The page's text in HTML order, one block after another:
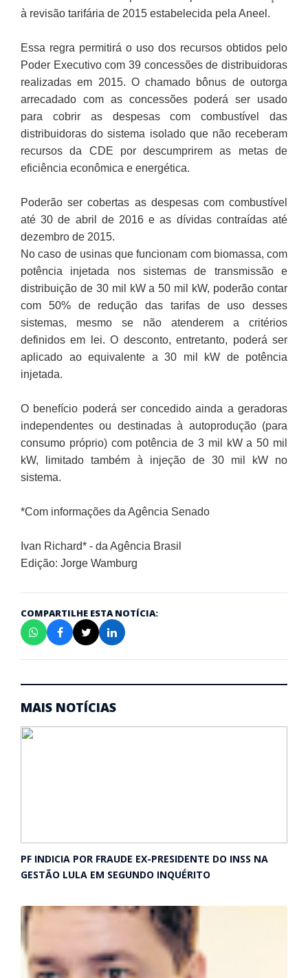
à revisão tarifária de 2015 estabelecida pela Aneel.
Essa regra permitirá o uso dos recursos obtidos pelo
Poder Executivo com 39 concessões de distribuidoras
realizadas em 2015. O chamado bônus de outorga
arrecadado com as concessões poderá ser usado
para cobrir as despesas com combustível das
distribuidoras do sistema isolado que não receberam
recursos da CDE por descumprirem as metas de
eficiência econômica e energética.
Poderão ser cobertas as despesas com combustível
até 30 de abril de 2016 e as dívidas contraídas até
dezembro de 2015.
No caso de usinas que funcionam com biomassa, com
potência injetada nos sistemas de transmissão e
distribuição de 30 mil kW a 50 mil kW, poderão contar
com 50% de redução das tarifas de uso desses
sistemas, mesmo se não atenderem a critérios
definidos em lei. O desconto, entretanto, poderá ser
aplicado ao equivalente a 30 mil kW de potência
injetada.
O benefício poderá ser concedido ainda a geradoras
independentes ou destinadas à autoprodução (para
consumo próprio) com potência de 3 mil kW a 50 mil
kW, limitado também à injeção de 30 mil kW no
sistema.
*Com informações da Agência Senado
Ivan Richard* - da Agência Brasil
Edição: Jorge Wamburg
COMPARTILHE ESTA NOTÍCIA:
MAIS NOTÍCIAS
PF INDICIA POR FRAUDE EX-PRESIDENTE DO INSS NA
GESTÃO LULA EM SEGUNDO INQUÉRITO